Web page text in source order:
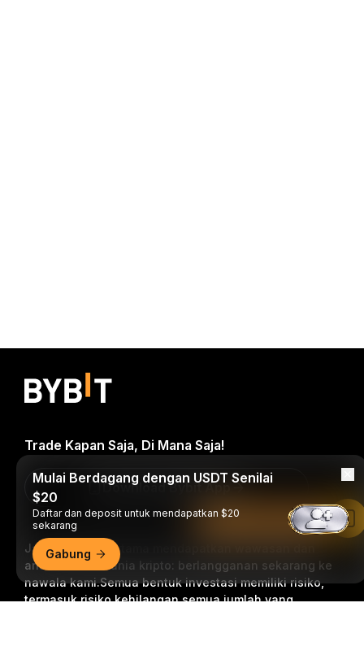
Jadilah yang pertama mendapatkan wawasan dan
analisis kritis dunia kripto: berlangganan sekarang ke
nawala kami.Semua bentuk investasi memiliki risiko,
termasuk risiko kehilangan semua jumlah yang
Trade Kapan Saja, Di Mana Saja!
Download Bybit App
Mulai Berdagang dengan USDT Senilai
$20
Daftar dan deposit untuk mendapatkan $20
sekarang
Gabung
Baca di Aplikasi Bybit